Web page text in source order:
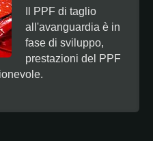
Il PPF di taglio
all'avanguardia è in
fase di sviluppo,
prestazioni del PPF